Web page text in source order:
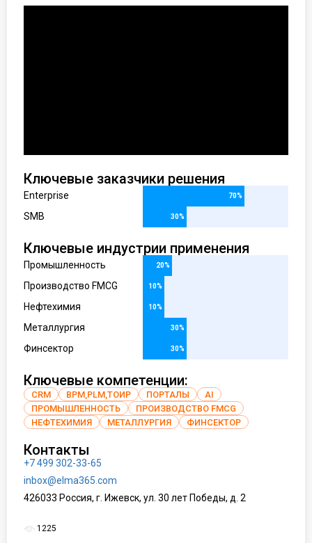
Ключевые заказчики решения
Enterprise 70%
SMB 30%
Ключевые индустрии применения
Промышленность 20%
Производство FMCG 10%
Нефтехимия 10%
Металлургия 30%
Финсектор 30%
Ключевые компетенции:
CRM BPM,PLM,TOИР ПОРТАЛЫ
AI
ПРОМЫШЛЕННОСТЬ
ПРОИЗВОДСТВО FMCG
НЕФТЕХИМИЯ
МЕТАЛЛУРГИЯ ФИНСЕКТОР
Контакты
+7 499 302-33-65
inbox@elma365.com
426033 Россия, г. Ижевск, ул. 30 лет Победы, д. 2
1225